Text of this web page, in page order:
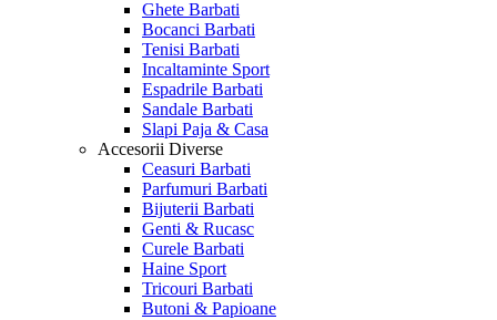
Ghete Barbati
Bocanci Barbati
Tenisi Barbati
Incaltaminte Sport
Espadrile Barbati
Sandale Barbati
Slapi Paja & Casa
Accesorii Diverse
Ceasuri Barbati
Parfumuri Barbati
Bijuterii Barbati
Genti & Rucasc
Curele Barbati
Haine Sport
Tricouri Barbati
Butoni & Papioane